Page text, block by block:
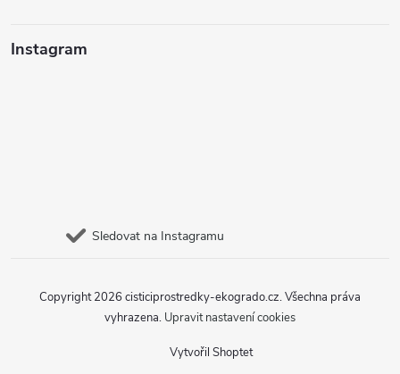
Instagram
Sledovat na Instagramu
Vytvořil Shoptet
Copyright 2026 cisticiprostredky-ekogrado.cz. Všechna práva
vyhrazena. Upravit nastavení cookies